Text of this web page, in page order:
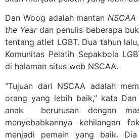
Dan Woog adalah mantan
the Yeardan penulis beberapa
tentang atlet LGBT. Dua tahun
Komunitas Pelatih Sepakbola
di halaman situs web NSCAA.
“Tujuan dari NSCAA adalah
orang yang lebih baik,” kata Dan
anak berurusan dengan
menyebabkannya kehilangan
menjadi pemain yang baik.